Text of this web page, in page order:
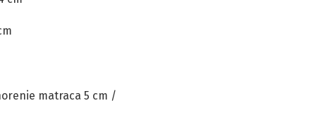
matraca 5 cm /